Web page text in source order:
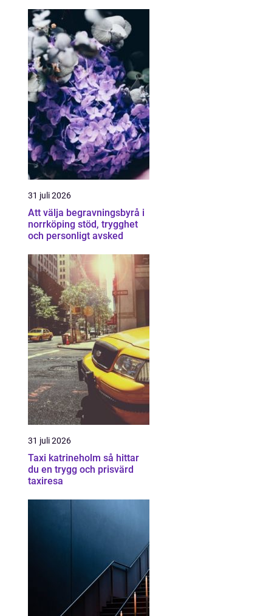
31 juli 2026
Att välja begravningsbyrå i
norrköping stöd, trygghet
och personligt avsked
31 juli 2026
Taxi katrineholm så hittar
du en trygg och prisvärd
taxiresa